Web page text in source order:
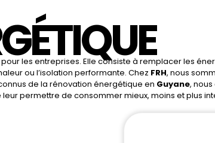
les entreprises. Elle consiste à remplacer les
ou l’isolation performante. Chez FRH, nous
de la rénovation énergétique en Guyane,
permettre de consommer mieux, moins et plus